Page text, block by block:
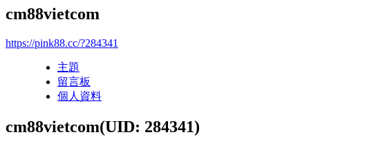
cm88vietcom
https://pink88.cc/?284341
主題
留言板
個人資料
cm88vietcom(UID: 284341)